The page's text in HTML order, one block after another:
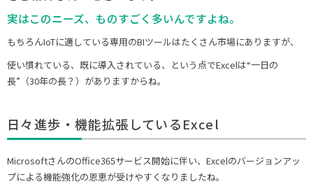
実はこのニーズ、ものすごく多いんですよね。
もちろんIoTに適している専用のBIツールはたくさん市場にありますが、
使い慣れている、既に導入されている、という点でExcelは“一日の
長”（30年の長？）がありますからね。
日々進歩・機能拡張しているExcel
MicrosoftさんのOffice365サービス開始に伴い、Excelのバージョンアッ
プによる機能強化の恩恵が受けやすくなりましたね。